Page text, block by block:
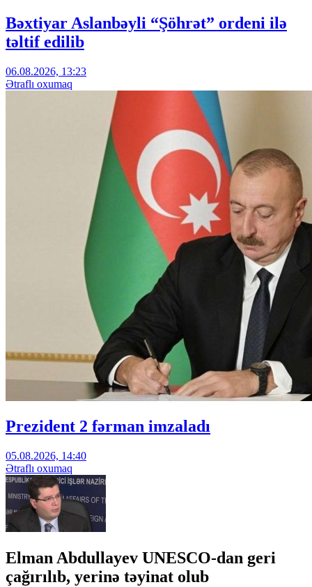
Bəxtiyar Aslanbəyli “Şöhrət” ordeni ilə
təltif edilib
06.08.2026, 13:23
Ətraflı oxumaq
Prezident 2 fərman imzaladı
05.08.2026, 14:40
Ətraflı oxumaq
Elman Abdullayev UNESCO-dan geri
çağırılıb, yerinə təyinat olub